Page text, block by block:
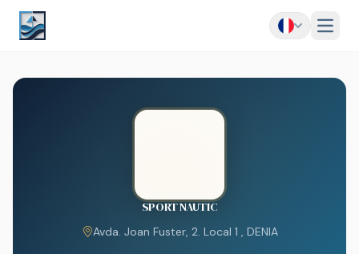
Menu
SPORT NAUTIC
Avda. Joan Fuster, 2. Local 1 , DENIA